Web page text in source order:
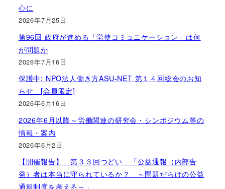
心に
2026年7月25日
第96回 政府が進める「労使コミュニケーション」は何
が問題か
2026年7月16日
保護中: NPO法人働き方ASU-NET 第１４回総会のお知
らせ [会員限定]
2026年6月16日
2026年6月以降～労働関連の研究会・シンポジウム等の
情報・案内
2026年6月2日
【開催報告】 第３３回つどい 「公益通報（内部告
発）者は本当に守られているか？ ～問題だらけの公益
通報制度を考える～」